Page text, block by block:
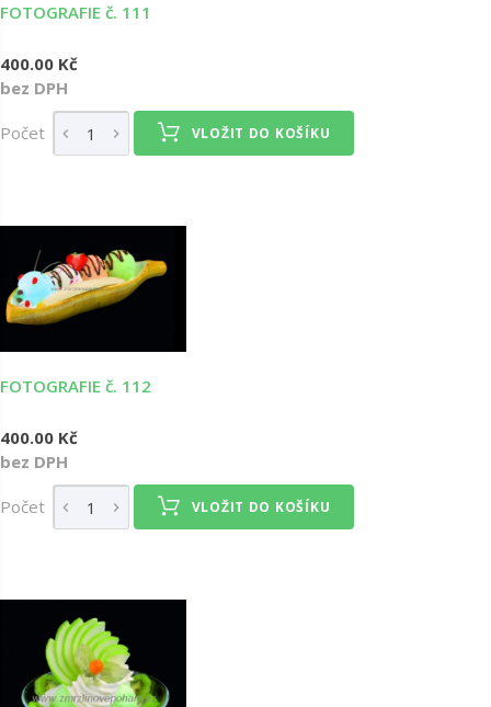
FOTOGRAFIE č. 111
400.00 Kč
bez DPH
Počet VLOŽIT DO KOŠÍKU
FOTOGRAFIE č. 112
400.00 Kč
bez DPH
Počet VLOŽIT DO KOŠÍKU